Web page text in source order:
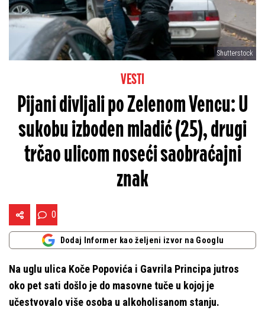
Shutterstock
VESTI
Pijani divljali po Zelenom Vencu: U
sukobu izboden mladić (25), drugi
trčao ulicom noseći saobraćajni
znak
0
Dodaj Informer kao željeni izvor na Googlu
Na uglu ulica Koče Popovića i Gavrila Principa jutros
oko pet sati došlo je do masovne tuče u kojoj je
učestvovalo više osoba u alkoholisanom stanju.